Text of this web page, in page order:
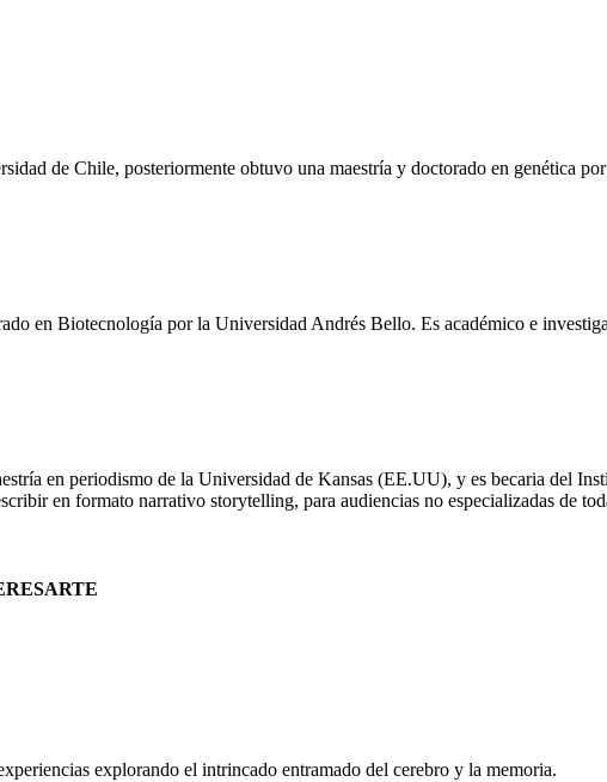
de Chile, posteriormente obtuvo una maestría y doctorado en genética
en Biotecnología por la Universidad Andrés Bello. Es académico e
en periodismo de la Universidad de Kansas (EE.UU), y es becaria del
en formato narrativo storytelling, para audiencias no especializadas de
explorando el intrincado entramado del cerebro y la memoria.